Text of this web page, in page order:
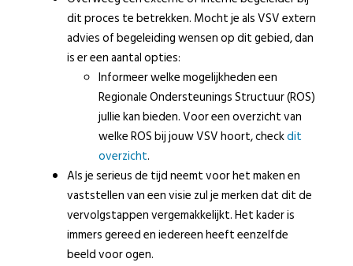
dit proces te betrekken. Mocht je als VSV extern
advies of begeleiding wensen op dit gebied, dan
is er een aantal opties:
Informeer welke mogelijkheden een
Regionale Ondersteunings Structuur (ROS)
jullie kan bieden. Voor een overzicht van
welke ROS bij jouw VSV hoort, checkdit
overzicht.
Als je serieus de tijd neemt voor het maken en
vaststellen van een visie zul je merken dat dit de
vervolgstappen vergemakkelijkt. Het kader is
immers gereed en iedereen heeft eenzelfde
beeld voor ogen.